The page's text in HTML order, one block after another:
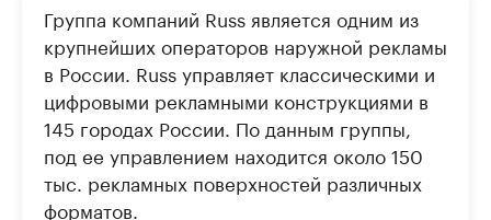
Группа компаний Russ является одним из
крупнейших операторов наружной рекламы
в России. Russ управляет классическими и
цифровыми рекламными конструкциями в
145 городах России. По данным группы,
под ее управлением находится около 150
тыс. рекламных поверхностей различных
форматов.